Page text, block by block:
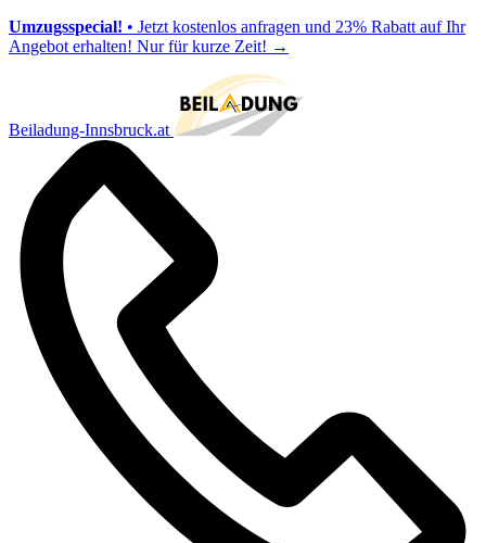
Umzugsspecial! • Jetzt kostenlos anfragen und 23% Rabatt auf Ihr
Angebot erhalten! Nur für kurze Zeit! →
Beiladung-Innsbruck.at